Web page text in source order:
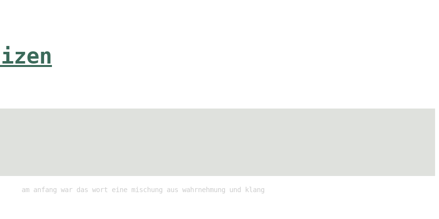
am anfang war das wort eine mischung aus wahrnehmung und klang